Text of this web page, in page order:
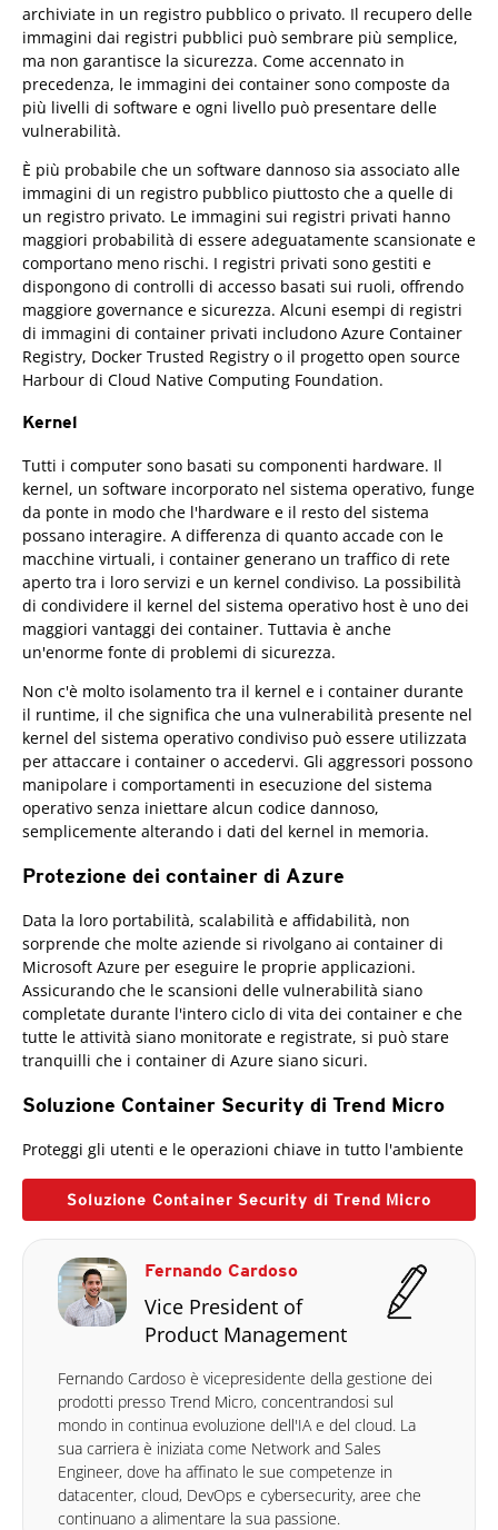
archiviate in un registro pubblico o privato. Il recupero delle
immagini dai registri pubblici può sembrare più semplice,
ma non garantisce la sicurezza. Come accennato in
precedenza, le immagini dei container sono composte da
più livelli di software e ogni livello può presentare delle
vulnerabilità.
È più probabile che un software dannoso sia associato alle
immagini di un registro pubblico piuttosto che a quelle di
un registro privato. Le immagini sui registri privati hanno
maggiori probabilità di essere adeguatamente scansionate e
comportano meno rischi. I registri privati sono gestiti e
dispongono di controlli di accesso basati sui ruoli, offrendo
maggiore governance e sicurezza. Alcuni esempi di registri
di immagini di container privati includono Azure Container
Registry, Docker Trusted Registry o il progetto open source
Harbour di Cloud Native Computing Foundation.
Kernel
Tutti i computer sono basati su componenti hardware. Il
kernel, un software incorporato nel sistema operativo, funge
da ponte in modo che l'hardware e il resto del sistema
possano interagire. A differenza di quanto accade con le
macchine virtuali, i container generano un traffico di rete
aperto tra i loro servizi e un kernel condiviso. La possibilità
di condividere il kernel del sistema operativo host è uno dei
maggiori vantaggi dei container. Tuttavia è anche
un'enorme fonte di problemi di sicurezza.
Non c'è molto isolamento tra il kernel e i container durante
il runtime, il che significa che una vulnerabilità presente nel
kernel del sistema operativo condiviso può essere utilizzata
per attaccare i container o accedervi. Gli aggressori possono
manipolare i comportamenti in esecuzione del sistema
operativo senza iniettare alcun codice dannoso,
semplicemente alterando i dati del kernel in memoria.
Protezione dei container di Azure
Data la loro portabilità, scalabilità e affidabilità, non
sorprende che molte aziende si rivolgano ai container di
Microsoft Azure per eseguire le proprie applicazioni.
Assicurando che le scansioni delle vulnerabilità siano
completate durante l'intero ciclo di vita dei container e che
tutte le attività siano monitorate e registrate, si può stare
tranquilli che i container di Azure siano sicuri.
Soluzione Container Security di Trend Micro
Proteggi gli utenti e le operazioni chiave in tutto l'ambiente
Soluzione Container Security di Trend Micro
Fernando Cardoso
Vice President of
Product Management
Fernando Cardoso è vicepresidente della gestione dei
prodotti presso Trend Micro, concentrandosi sul
mondo in continua evoluzione dell'IA e del cloud. La
sua carriera è iniziata come Network and Sales
Engineer, dove ha affinato le sue competenze in
datacenter, cloud, DevOps e cybersecurity, aree che
continuano a alimentare la sua passione.